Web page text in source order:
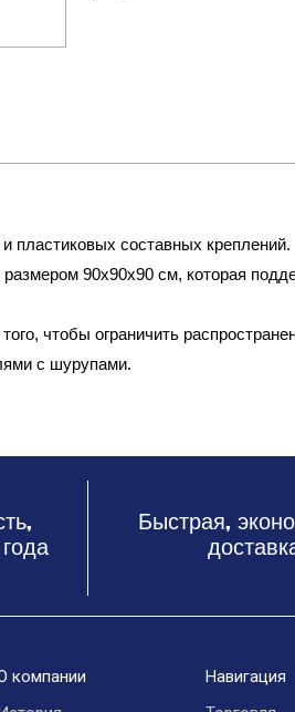
пластиковых составных креплений.
90х90x90 см, которая
чтобы ограничить
с шурупами.
Быстрая,
компании
Навигация